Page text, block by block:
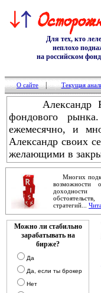
Для тех, кто
неплохо
на российском
О сайте Текущая
Александр
фондового
ежемесячно, и
Александр своих
желающими в
Многих
возможности
стратегий...
Можно ли стабильно
зарабатывать на
бирже?
Да
Да, если ты брокер
Нет